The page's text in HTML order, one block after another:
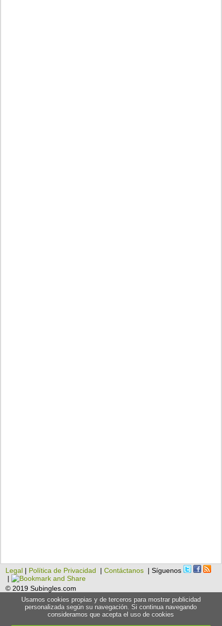
Legal | Política de Privacidad |Contáctanos | Síguenos
|
© 2019 Subingles.com
Usamos cookies propias y de terceros para mostrar publicidad
personalizada según su navegación. Si continua navegando
consideramos que acepta el uso de cookies